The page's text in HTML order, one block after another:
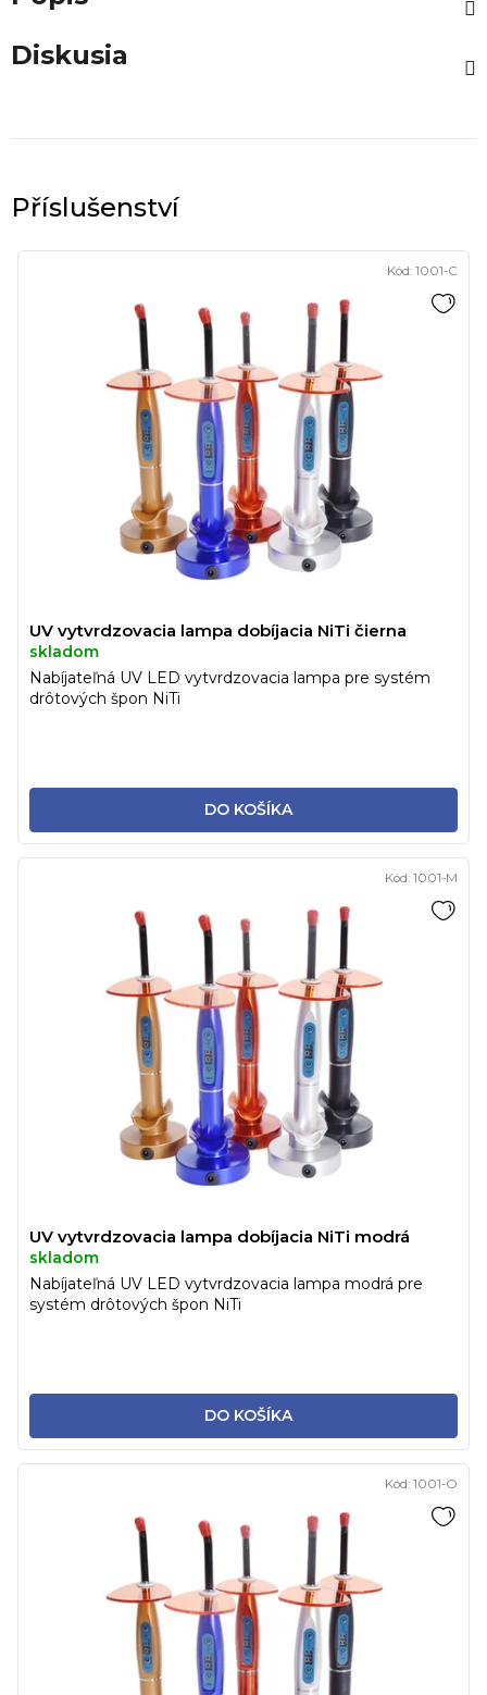
Diskusia
UV vytvrdzovacia lampa dobíjacia NiTi čierna
skladom
DO KOŠÍKA
Nabíjateľná UV LED vytvrdzovacia lampa pre systém
drôtových špon NiTi
Kód: 1001-C
UV vytvrdzovacia lampa dobíjacia NiTi modrá
skladom
DO KOŠÍKA
Nabíjateľná UV LED vytvrdzovacia lampa modrá pre
systém drôtových špon NiTi
Kód: 1001-M
Kód: 1001-O